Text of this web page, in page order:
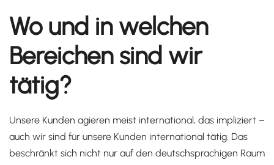
Wo und in welchen
Bereichen sind wir
tätig?
Unsere Kunden agieren meist international, das impliziert –
auch wir sind für unsere Kunden international tätig. Das
beschränkt sich nicht nur auf den deutschsprachigen Raum